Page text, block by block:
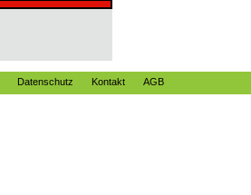
Datenschutz Kontakt AGB